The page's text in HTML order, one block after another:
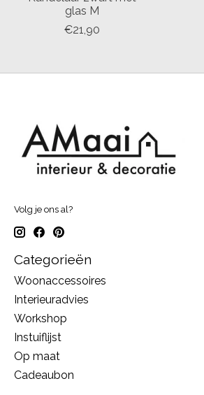
glas M
€21,90
Volg je ons al?
Categorieën
Woonaccessoires
Interieuradvies
Workshop
Instuiflijst
Op maat
Cadeaubon